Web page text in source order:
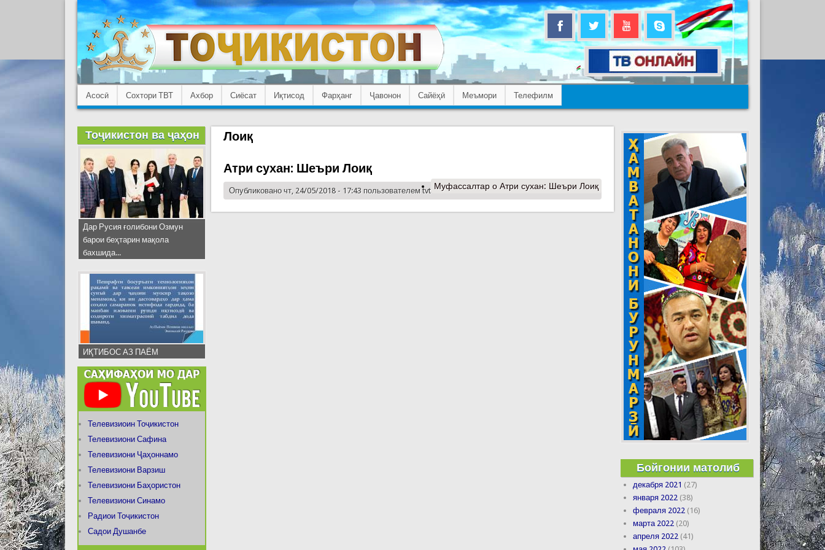
Асосӣ Сохтори ТВТ Ахбор Сиёсат Иқтисод Фарҳанг Ҷавонон Сайёҳӣ Меъмори Телефилм
Лоиқ
Атри сухан: Шеъри Лоиқ
Опубликовано чт, 24/05/2018 - 17:43 пользователемtvt Муфассалтаро Атри сухан: Шеъри Лоиқ
Тоҷикистон ва ҷаҳон
Дар Русия ғолибони Озмун
барои беҳтарин мақола
бахшида...
ИҚТИБОС АЗ ПАЁМ
Телевизиоин Тоҷикистон
Телевизиони Сафина
Телевизиони Ҷаҳоннамо
Телевизиони Варзиш
Телевизиони Баҳористон
Телевизиони Синамо
Радиои Тоҷикистон
Садои Душанбе
Бойгонии матолиб
декабря 2021 (27)
января 2022 (38)
февраля 2022 (16)
марта 2022 (20)
апреля 2022 (41)